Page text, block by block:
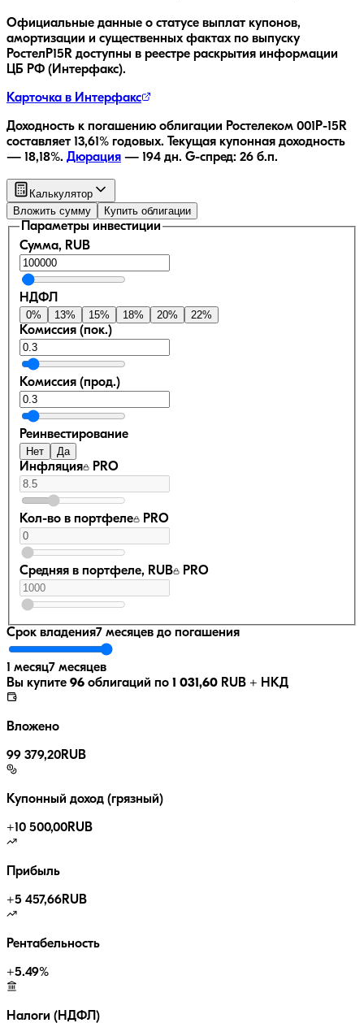
Официальные данные о статусе выплат купонов,
амортизации и существенных фактах по выпуску
РостелP15R доступны в реестре раскрытия информации
ЦБ РФ (Интерфакс).
Карточка в Интерфакс
Доходность к погашению облигации Ростелеком 001P-15R
составляет 13,61% годовых. Текущая купонная доходность
— 18,18%. Дюрация — 194 дн. G-спред: 26 б.п.
Калькулятор
Вложить сумму
Купить облигации
Параметры инвестиции
Сумма, RUB
НДФЛ
0% 13% 15% 18% 20% 22%
Комиссия (пок.)
Комиссия (прод.)
Реинвестирование
Нет Да
Инфляция PRO
Кол-во в портфеле PRO
Средняя в портфеле, RUB PRO
Срок владения7 месяцев до погашения
1 месяц7 месяцев
Вы купите 96 облигаций по 1 031,60 RUB + НКД
Вложено
99 379,20RUB
Купонный доход (грязный)
+10 500,00RUB
Прибыль
+5 457,66RUB
Рентабельность
+5.49%
Налоги (НДФЛ)